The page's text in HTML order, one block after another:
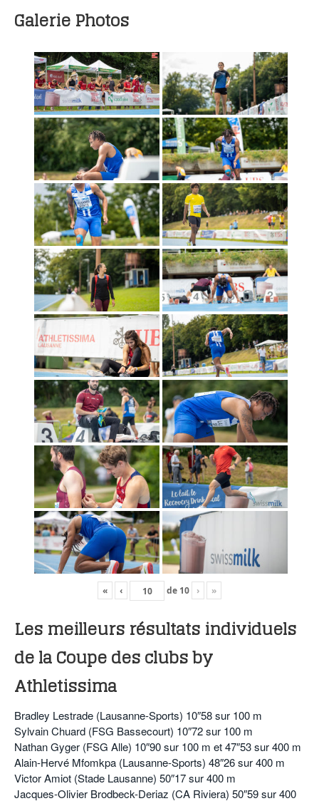
Galerie Photos
« ‹ de 10 › »
Les meilleurs résultats individuels
de la Coupe des clubs by
Athletissima
Bradley Lestrade (Lausanne-Sports) 10″58 sur 100 m
Sylvain Chuard (FSG Bassecourt) 10″72 sur 100 m
Nathan Gyger (FSG Alle) 10″90 sur 100 m et 47″53 sur 400 m
Alain-Hervé Mfomkpa (Lausanne-Sports) 48″26 sur 400 m
Victor Amiot (Stade Lausanne) 50″17 sur 400 m
Jacques-Olivier Brodbeck-Deriaz (CA Riviera) 50″59 sur 400